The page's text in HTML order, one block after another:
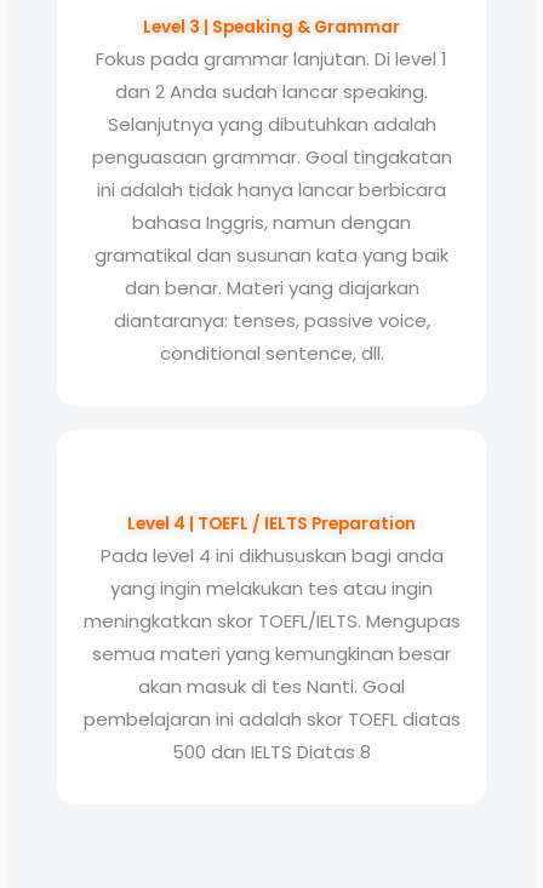
Level 3 | Speaking & Grammar
Fokus pada grammar lanjutan. Di level 1
dan 2 Anda sudah lancar speaking.
Selanjutnya yang dibutuhkan adalah
penguasaan grammar. Goal tingakatan
ini adalah tidak hanya lancar berbicara
bahasa Inggris, namun dengan
gramatikal dan susunan kata yang baik
dan benar. Materi yang diajarkan
diantaranya: tenses, passive voice,
conditional sentence, dll.
Level 4 | TOEFL / IELTS Preparation
Pada level 4 ini dikhususkan bagi anda
yang ingin melakukan tes atau ingin
meningkatkan skor TOEFL/IELTS. Mengupas
semua materi yang kemungkinan besar
akan masuk di tes Nanti. Goal
pembelajaran ini adalah skor TOEFL diatas
500 dan IELTS Diatas 8